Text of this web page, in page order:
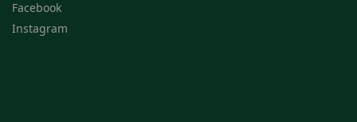
Facebook
Instagram